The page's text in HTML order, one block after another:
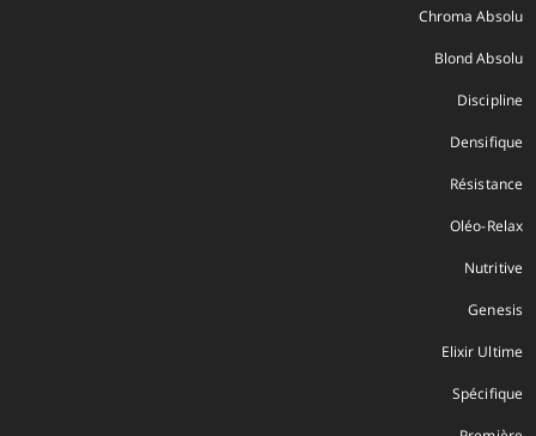
Chroma Absolu
Blond Absolu
Discipline
Densifique
Résistance
Oléo-Relax
Nutritive
Genesis
Elixir Ultime
Spécifique